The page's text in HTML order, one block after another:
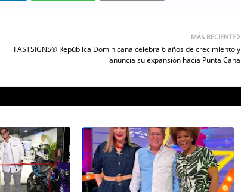
MÁS RECIENTE
FASTSIGNS® República Dominicana celebra 6 años de crecimiento y
anuncia su expansión hacia Punta Cana